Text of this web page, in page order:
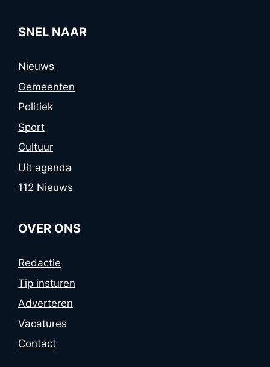
SNEL NAAR
Nieuws
Gemeenten
Politiek
Sport
Cultuur
Uit agenda
112 Nieuws
OVER ONS
Redactie
Tip insturen
Adverteren
Vacatures
Contact